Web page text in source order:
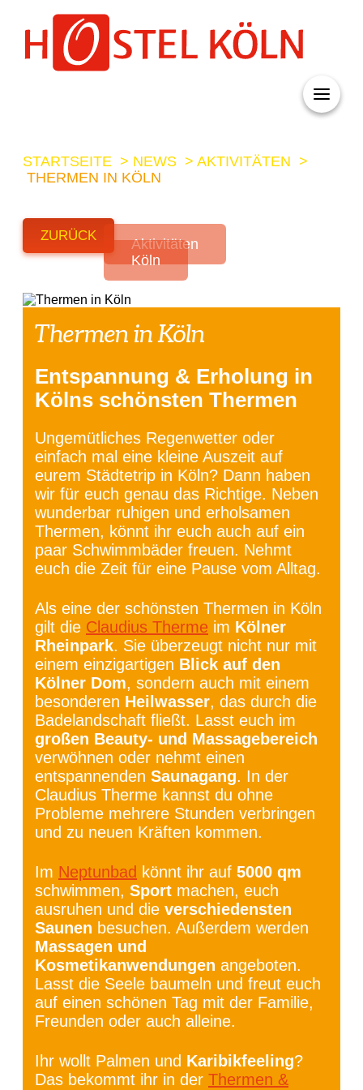
STARTSEITE > NEWS > AKTIVITÄTEN >
THERMEN IN KÖLN
ZURÜCK
Aktivitäten
Köln
Thermen in Köln
Entspannung & Erholung in
Kölns schönsten Thermen
Ungemütliches Regenwetter oder
einfach mal eine kleine Auszeit auf
eurem Städtetrip in Köln? Dann haben
wir für euch genau das Richtige. Neben
wunderbar ruhigen und erholsamen
Thermen, könnt ihr euch auch auf ein
paar Schwimmbäder freuen. Nehmt
euch die Zeit für eine Pause vom Alltag.
Als eine der schönsten Thermen in Köln
gilt die Claudius Therme im Kölner
Rheinpark. Sie überzeugt nicht nur mit
einem einzigartigen Blick auf den
Kölner Dom, sondern auch mit einem
besonderen Heilwasser, das durch die
Badelandschaft fließt. Lasst euch im
großen Beauty- und Massagebereich
verwöhnen oder nehmt einen
entspannenden Saunagang. In der
Claudius Therme kannst du ohne
Probleme mehrere Stunden verbringen
und zu neuen Kräften kommen.
Im Neptunbad könnt ihr auf 5000 qm
schwimmen, Sport machen, euch
ausruhen und die verschiedensten
Saunen besuchen. Außerdem werden
Massagen und
Kosmetikanwendungen angeboten.
Lasst die Seele baumeln und freut euch
auf einen schönen Tag mit der Familie,
Freunden oder auch alleine.
Ihr wollt Palmen und Karibikfeeling?
Das bekommt ihr in der Thermen &